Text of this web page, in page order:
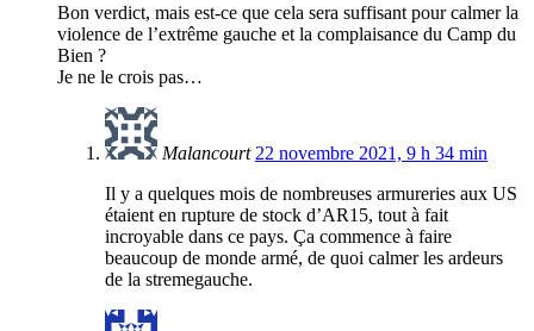
Bon verdict, mais est-ce que cela sera suffisant pour calmer la
violence de l’extrême gauche et la complaisance du Camp du
Bien ?
Je ne le crois pas…
Malancourt 22 novembre 2021, 9 h 34 min
Il y a quelques mois de nombreuses armureries aux US
étaient en rupture de stock d’AR15, tout à fait
incroyable dans ce pays. Ça commence à faire
beaucoup de monde armé, de quoi calmer les ardeurs
de la stremegauche.